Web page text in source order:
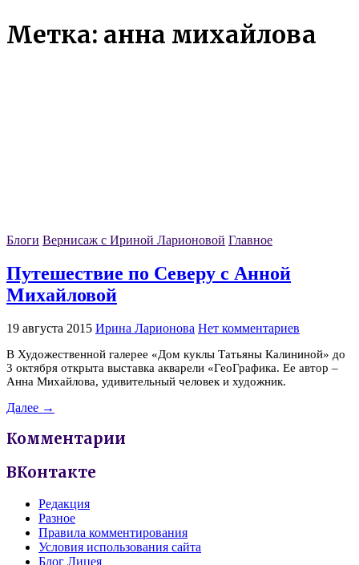
Метка: анна михайлова
Блоги Вернисаж с Ириной Ларионовой Главное
Путешествие по Северу с Анной
Михайловой
19 августа 2015 Ирина Ларионова Нет комментариев
В Художественной галерее «Дом куклы Татьяны Калининой» до
3 октября открыта выставка акварели «ГеоГрафика. Ее автор –
Анна Михайлова, удивительный человек и художник.
Далее →
Комментарии
ВКонтакте
Редакция
Разное
Правила комментирования
Условия использования сайта
Блог Лицея